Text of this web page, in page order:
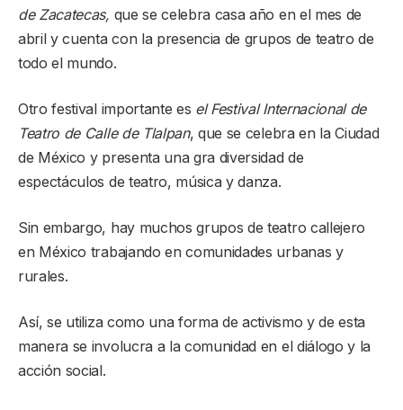
de Zacatecas, que se celebra casa año en el mes de
abril y cuenta con la presencia de grupos de teatro de
todo el mundo.
Otro festival importante es el Festival Internacional de
Teatro de Calle de Tlalpan, que se celebra en la Ciudad
de México y presenta una gra diversidad de
espectáculos de teatro, música y danza.
Sin embargo, hay muchos grupos de teatro callejero
en México trabajando en comunidades urbanas y
rurales.
Así, se utiliza como una forma de activismo y de esta
manera se involucra a la comunidad en el diálogo y la
acción social.